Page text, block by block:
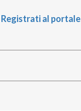
Registrati al portale